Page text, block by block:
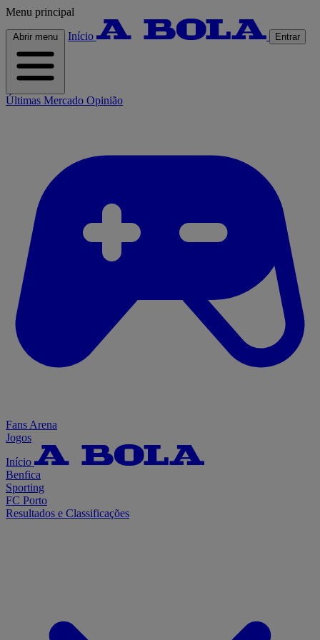
Menu principal
Abrir menu Início Entrar
Últimas Mercado Opinião
Fans Arena
Jogos
Início
Benfica
Sporting
FC Porto
Resultados e Classificações